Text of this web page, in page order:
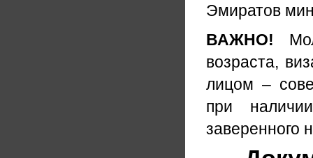
Эмиратов
ВАЖНО!
возраста,
лицом –
при
заверенного